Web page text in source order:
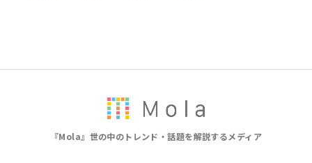
『Mola』世の中のトレンド・話題を解説するメディア